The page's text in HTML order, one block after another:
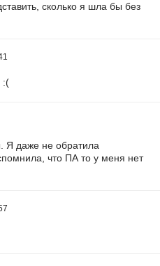
сколько я шла бы без
:(
Я даже не обратила
что ПА то у меня нет